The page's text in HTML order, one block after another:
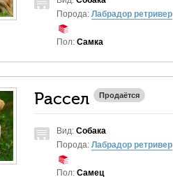
Порода: Лабрадор ретривер
Пол: Самка
Рассел Продаётся
Вид: Собака
Порода: Лабрадор ретривер
Пол: Самец